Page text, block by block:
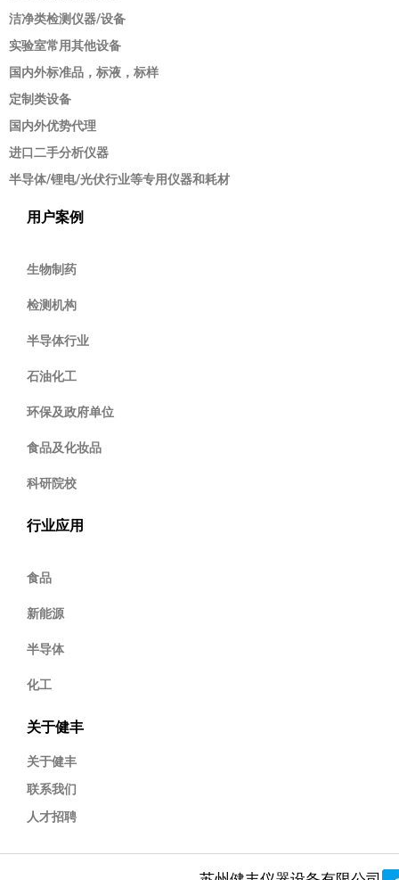
洁净类检测仪器/设备
实验室常用其他设备
国内外标准品，标液，标样
定制类设备
国内外优势代理
进口二手分析仪器
半导体/锂电/光伏行业等专用仪器和耗材
用户案例
生物制药
检测机构
半导体行业
石油化工
环保及政府单位
食品及化妆品
科研院校
行业应用
食品
新能源
半导体
化工
关于健丰
关于健丰
联系我们
人才招聘